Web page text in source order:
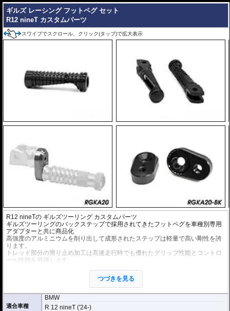
ギルズ レーシング フットペグ セット
R12 nineT カスタムパーツ
スワイプでスクロール、クリック(タップ)で拡大表示
R12 nineTの ギルズツーリング カスタムパーツ
ギルズツーリングのバックステップで採用されてきたフットペグを車種別専用
アダプターと共に商品化
高強度のアルミニウムを削り出して成形されたステップは軽量で高い剛性を誇
ります。
トレッド部分の滑り止め加工は高速走行時でも優れたグリップ性能とコントロ
ール性能を発揮します。
オプションの拡張キットを使用することにより、ペグ位置を24ポジションから
ライディングスタイルに合わせて調整が可能になります。
つづきを見る
適合車種
BMW
R 12 nineT ('24-)